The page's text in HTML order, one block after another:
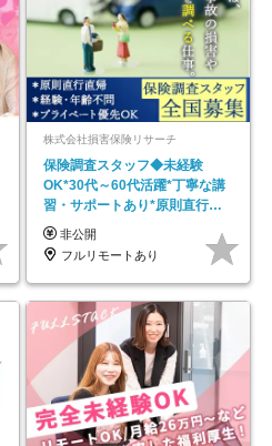
株式会社損害保険リサーチ
保険調査スタッフ◆未経験
OK*30代～60代活躍*丁寧な講
習・サポートあり*原則直行直
帰／全国募集・業務委託
非公開
フルリモートあり